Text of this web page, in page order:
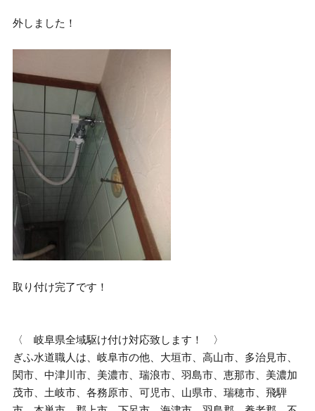
外しました！
取り付け完了です！
〈 岐阜県全域駆け付け対応致します！ 〉
ぎふ水道職人は、岐阜市の他、大垣市、高山市、多治見市、
関市、中津川市、美濃市、瑞浪市、羽島市、恵那市、美濃加
茂市、土岐市、各務原市、可児市、山県市、瑞穂市、飛騨